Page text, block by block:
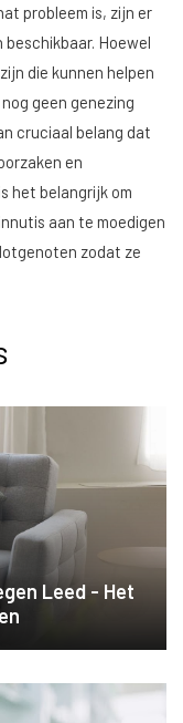
probleem is, zijn er
Hoewel
die kunnen helpen
geen genezing
cruciaal belang dat
en
het belangrijk om
aan te moedigen
zodat ze
Leed - Het